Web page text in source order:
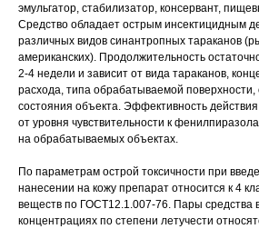
эмульгатор, стабилизатор, консервант,
Средство обладает острым инсектицидным
различных видов синантропных тараканов
американских). Продолжительность
2-4 недели и зависит от вида тараканов,
расхода, типа обрабатываемой поверхности,
состояния объекта. Эффективность действия
от уровня чувствительности к
на обрабатываемых объектах.
По параметрам острой токсичности при
нанесении на кожу препарат относится к 4
веществ по ГОСТ12.1.007-76. Пары
концентрациях по степени летучести